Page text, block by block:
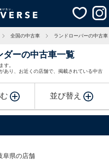
全国の中古車 ランドローバーの中古車
ダーの中古車一覧
す。
あり、お近くの店舗で、掲載されている中古
並び替え
阜県の店舗